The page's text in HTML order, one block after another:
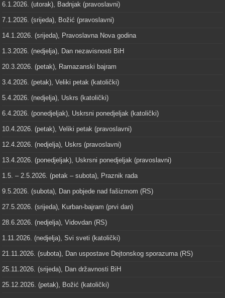
6.1.2026. (utorak), Badnjak (pravoslavni)
7.1.2026. (srijeda), Božić (pravoslavni)
14.1.2026. (srijeda), Pravoslavna Nova godina
1.3.2026. (nedjelja), Dan nezavisnosti BiH
20.3.2026. (petak), Ramazanski bajram
3.4.2026. (petak), Veliki petak (katolički)
5.4.2026. (nedjelja), Uskrs (katolički)
6.4.2026. (ponedjeljak), Uskrsni ponedjeljak (katolički)
10.4.2026. (petak), Veliki petak (pravoslavni)
12.4.2026. (nedjelja), Uskrs (pravoslavni)
13.4.2026. (ponedjeljak), Uskrsni ponedjeljak (pravoslavni)
1.5. – 2.5.2026. (petak – subota), Praznik rada
9.5.2026. (subota), Dan pobjede nad fašizmom (RS)
27.5.2026. (srijeda), Kurban-bajram (prvi dan)
28.6.2026. (nedjelja), Vidovdan (RS)
1.11.2026. (nedjelja), Svi sveti (katolički)
21.11.2026. (subota), Dan uspostave Dejtonskog sporazuma (RS)
25.11.2026. (srijeda), Dan državnosti BiH
25.12.2026. (petak), Božić (katolički)